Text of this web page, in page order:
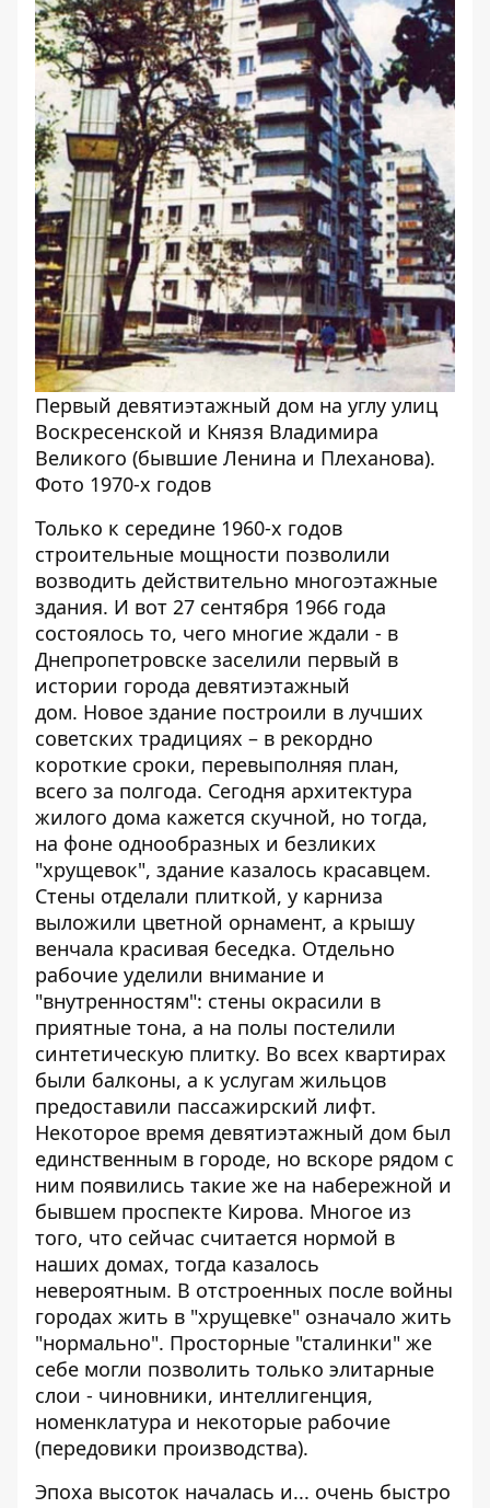
Первый девятиэтажный дом на углу улиц
Воскресенской и Князя Владимира
Великого (бывшие Ленина и Плеханова).
Фото 1970-х годов
Только к середине 1960-х годов
строительные мощности позволили
возводить действительно многоэтажные
здания. И вот 27 сентября 1966 года
состоялось то, чего многие ждали - в
Днепропетровске заселили первый в
истории города девятиэтажный
дом. Новое здание построили в лучших
советских традициях – в рекордно
короткие сроки, перевыполняя план,
всего за полгода. Сегодня архитектура
жилого дома кажется скучной, но тогда,
на фоне однообразных и безликих
"хрущевок", здание казалось красавцем.
Стены отделали плиткой, у карниза
выложили цветной орнамент, а крышу
венчала красивая беседка. Отдельно
рабочие уделили внимание и
"внутренностям": стены окрасили в
приятные тона, а на полы постелили
синтетическую плитку. Во всех квартирах
были балконы, а к услугам жильцов
предоставили пассажирский лифт.
Некоторое время девятиэтажный дом был
единственным в городе, но вскоре рядом с
ним появились такие же на набережной и
бывшем проспекте Кирова. Многое из
того, что сейчас считается нормой в
наших домах, тогда казалось
невероятным. В отстроенных после войны
городах жить в "хрущевке" означало жить
"нормально". Просторные "сталинки" же
себе могли позволить только элитарные
слои - чиновники, интеллигенция,
номенклатура и некоторые рабочие
(передовики производства).
Эпоха высоток началась и... очень быстро